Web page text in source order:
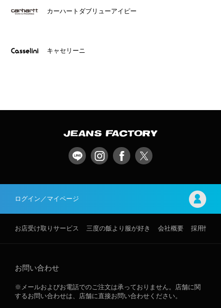
カーハートダブリューアイピー
キャセリーニ
ログイン／マイページ
お店受け取りサービス 三度の飯より服が好き 会社概要 採用情報
お問い合わせ
※メールおよびお電話でのご注文は承っておりません。店舗に関
するお問い合わせは、店舗に直接お問い合わせください。